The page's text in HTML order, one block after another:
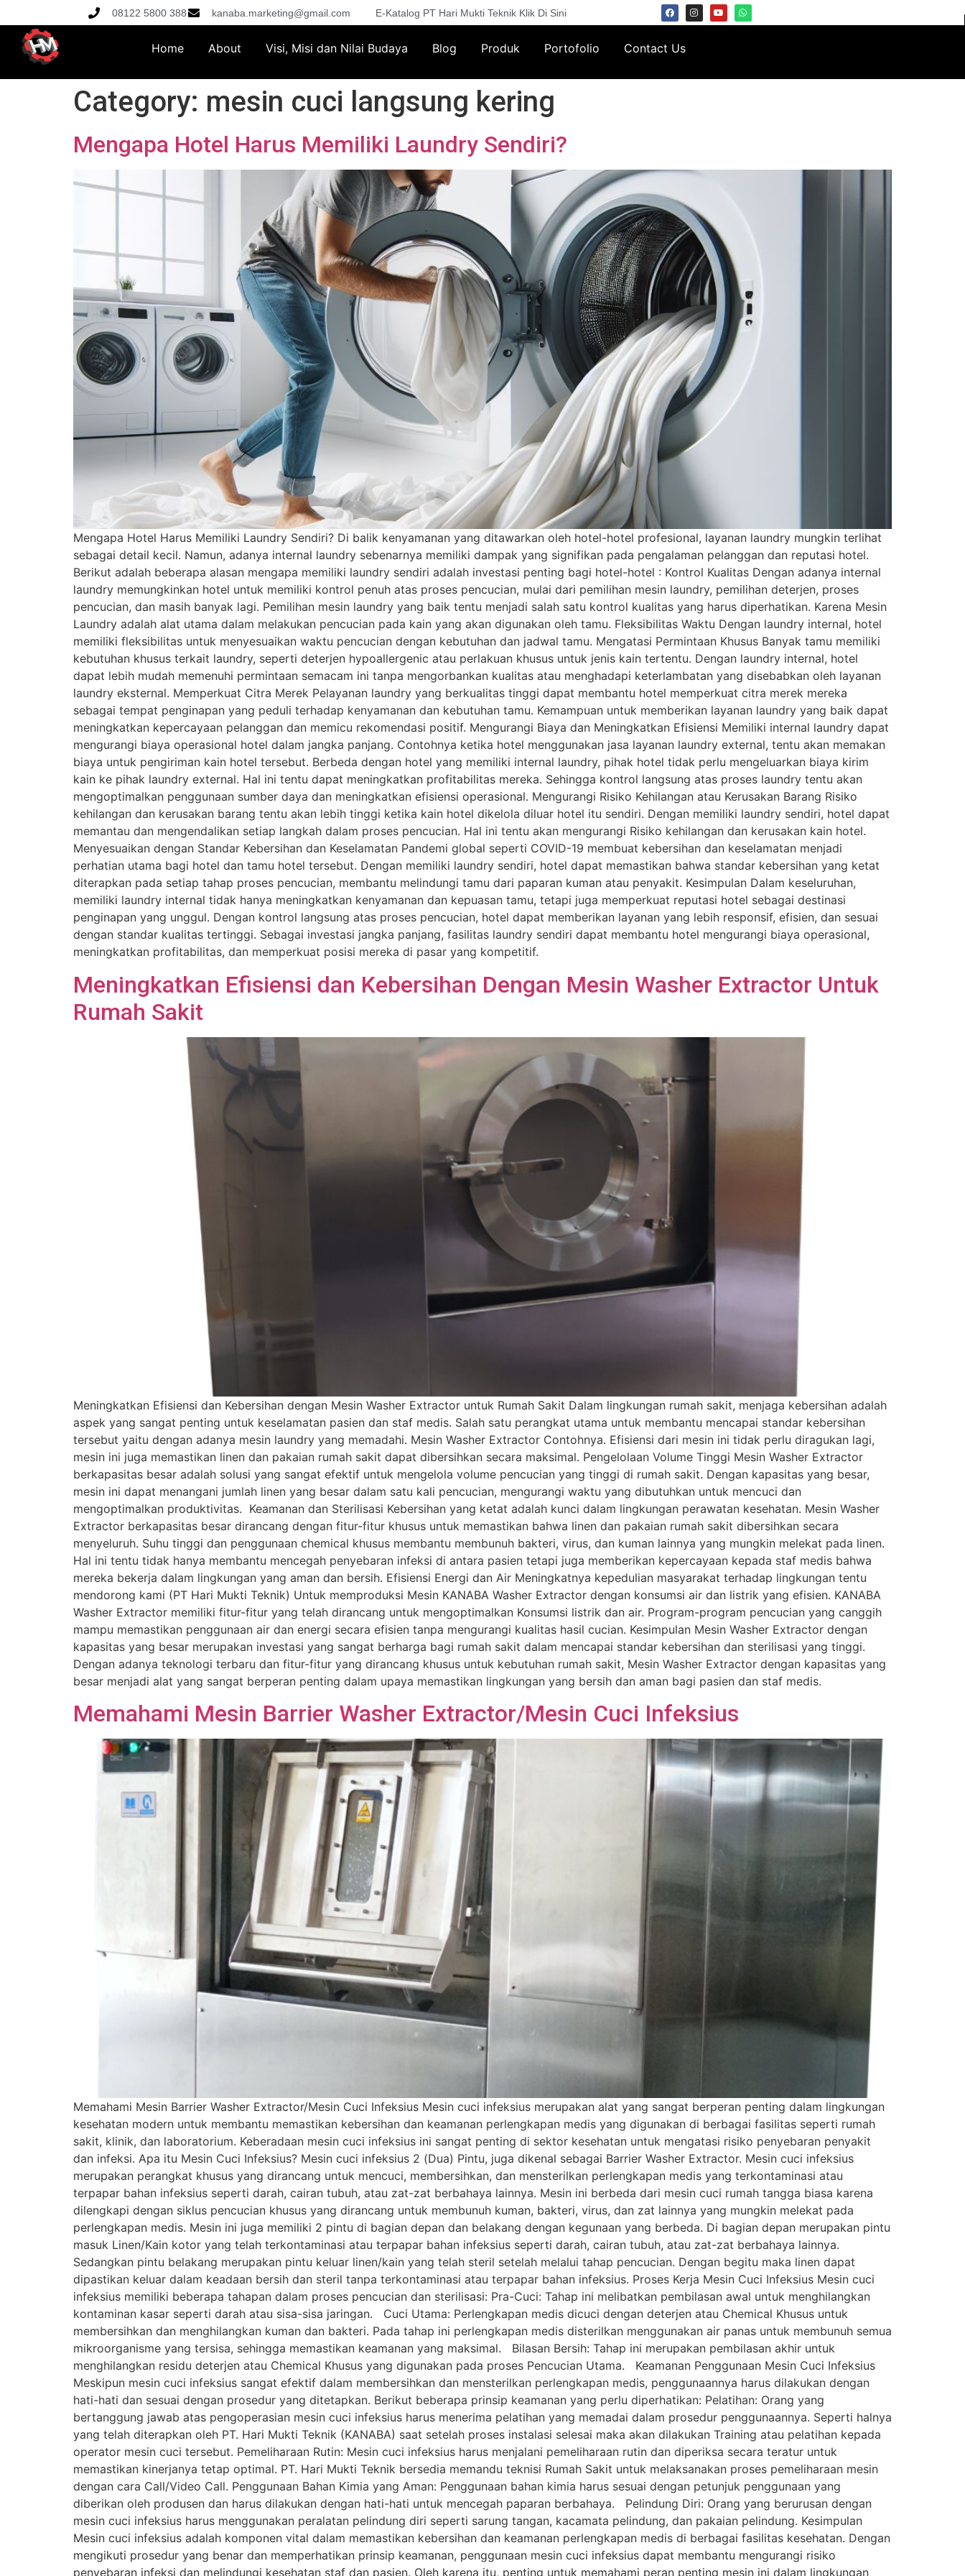
08122 5800 388 kanaba.marketing@gmail.com E-Katalog PT Hari Mukti Teknik Klik Di Sini
Home About Visi, Misi dan Nilai Budaya Blog Produk Portofolio Contact Us
Category: mesin cuci langsung kering
Mengapa Hotel Harus Memiliki Laundry Sendiri?
Mengapa Hotel Harus Memiliki Laundry Sendiri? Di balik kenyamanan yang ditawarkan oleh hotel-hotel profesional, layanan laundry mungkin terlihat
sebagai detail kecil. Namun, adanya internal laundry sebenarnya memiliki dampak yang signifikan pada pengalaman pelanggan dan reputasi hotel.
Berikut adalah beberapa alasan mengapa memiliki laundry sendiri adalah investasi penting bagi hotel-hotel : Kontrol Kualitas Dengan adanya internal
laundry memungkinkan hotel untuk memiliki kontrol penuh atas proses pencucian, mulai dari pemilihan mesin laundry, pemilihan deterjen, proses
pencucian, dan masih banyak lagi. Pemilihan mesin laundry yang baik tentu menjadi salah satu kontrol kualitas yang harus diperhatikan. Karena Mesin
Laundry adalah alat utama dalam melakukan pencucian pada kain yang akan digunakan oleh tamu. Fleksibilitas Waktu Dengan laundry internal, hotel
memiliki fleksibilitas untuk menyesuaikan waktu pencucian dengan kebutuhan dan jadwal tamu. Mengatasi Permintaan Khusus Banyak tamu memiliki
kebutuhan khusus terkait laundry, seperti deterjen hypoallergenic atau perlakuan khusus untuk jenis kain tertentu. Dengan laundry internal, hotel
dapat lebih mudah memenuhi permintaan semacam ini tanpa mengorbankan kualitas atau menghadapi keterlambatan yang disebabkan oleh layanan
laundry eksternal. Memperkuat Citra Merek Pelayanan laundry yang berkualitas tinggi dapat membantu hotel memperkuat citra merek mereka
sebagai tempat penginapan yang peduli terhadap kenyamanan dan kebutuhan tamu. Kemampuan untuk memberikan layanan laundry yang baik dapat
meningkatkan kepercayaan pelanggan dan memicu rekomendasi positif. Mengurangi Biaya dan Meningkatkan Efisiensi Memiliki internal laundry dapat
mengurangi biaya operasional hotel dalam jangka panjang. Contohnya ketika hotel menggunakan jasa layanan laundry external, tentu akan memakan
biaya untuk pengiriman kain hotel tersebut. Berbeda dengan hotel yang memiliki internal laundry, pihak hotel tidak perlu mengeluarkan biaya kirim
kain ke pihak laundry external. Hal ini tentu dapat meningkatkan profitabilitas mereka. Sehingga kontrol langsung atas proses laundry tentu akan
mengoptimalkan penggunaan sumber daya dan meningkatkan efisiensi operasional. Mengurangi Risiko Kehilangan atau Kerusakan Barang Risiko
kehilangan dan kerusakan barang tentu akan lebih tinggi ketika kain hotel dikelola diluar hotel itu sendiri. Dengan memiliki laundry sendiri, hotel dapat
memantau dan mengendalikan setiap langkah dalam proses pencucian. Hal ini tentu akan mengurangi Risiko kehilangan dan kerusakan kain hotel.
Menyesuaikan dengan Standar Kebersihan dan Keselamatan Pandemi global seperti COVID-19 membuat kebersihan dan keselamatan menjadi
perhatian utama bagi hotel dan tamu hotel tersebut. Dengan memiliki laundry sendiri, hotel dapat memastikan bahwa standar kebersihan yang ketat
diterapkan pada setiap tahap proses pencucian, membantu melindungi tamu dari paparan kuman atau penyakit. Kesimpulan Dalam keseluruhan,
memiliki laundry internal tidak hanya meningkatkan kenyamanan dan kepuasan tamu, tetapi juga memperkuat reputasi hotel sebagai destinasi
penginapan yang unggul. Dengan kontrol langsung atas proses pencucian, hotel dapat memberikan layanan yang lebih responsif, efisien, dan sesuai
dengan standar kualitas tertinggi. Sebagai investasi jangka panjang, fasilitas laundry sendiri dapat membantu hotel mengurangi biaya operasional,
meningkatkan profitabilitas, dan memperkuat posisi mereka di pasar yang kompetitif.
Meningkatkan Efisiensi dan Kebersihan Dengan Mesin Washer Extractor Untuk
Rumah Sakit
Meningkatkan Efisiensi dan Kebersihan dengan Mesin Washer Extractor untuk Rumah Sakit Dalam lingkungan rumah sakit, menjaga kebersihan adalah
aspek yang sangat penting untuk keselamatan pasien dan staf medis. Salah satu perangkat utama untuk membantu mencapai standar kebersihan
tersebut yaitu dengan adanya mesin laundry yang memadahi. Mesin Washer Extractor Contohnya. Efisiensi dari mesin ini tidak perlu diragukan lagi,
mesin ini juga memastikan linen dan pakaian rumah sakit dapat dibersihkan secara maksimal. Pengelolaan Volume Tinggi Mesin Washer Extractor
berkapasitas besar adalah solusi yang sangat efektif untuk mengelola volume pencucian yang tinggi di rumah sakit. Dengan kapasitas yang besar,
mesin ini dapat menangani jumlah linen yang besar dalam satu kali pencucian, mengurangi waktu yang dibutuhkan untuk mencuci dan
mengoptimalkan produktivitas. Keamanan dan Sterilisasi Kebersihan yang ketat adalah kunci dalam lingkungan perawatan kesehatan. Mesin Washer
Extractor berkapasitas besar dirancang dengan fitur-fitur khusus untuk memastikan bahwa linen dan pakaian rumah sakit dibersihkan secara
menyeluruh. Suhu tinggi dan penggunaan chemical khusus membantu membunuh bakteri, virus, dan kuman lainnya yang mungkin melekat pada linen.
Hal ini tentu tidak hanya membantu mencegah penyebaran infeksi di antara pasien tetapi juga memberikan kepercayaan kepada staf medis bahwa
mereka bekerja dalam lingkungan yang aman dan bersih. Efisiensi Energi dan Air Meningkatnya kepedulian masyarakat terhadap lingkungan tentu
mendorong kami (PT Hari Mukti Teknik) Untuk memproduksi Mesin KANABA Washer Extractor dengan konsumsi air dan listrik yang efisien. KANABA
Washer Extractor memiliki fitur-fitur yang telah dirancang untuk mengoptimalkan Konsumsi listrik dan air. Program-program pencucian yang canggih
mampu memastikan penggunaan air dan energi secara efisien tanpa mengurangi kualitas hasil cucian. Kesimpulan Mesin Washer Extractor dengan
kapasitas yang besar merupakan investasi yang sangat berharga bagi rumah sakit dalam mencapai standar kebersihan dan sterilisasi yang tinggi.
Dengan adanya teknologi terbaru dan fitur-fitur yang dirancang khusus untuk kebutuhan rumah sakit, Mesin Washer Extractor dengan kapasitas yang
besar menjadi alat yang sangat berperan penting dalam upaya memastikan lingkungan yang bersih dan aman bagi pasien dan staf medis.
Memahami Mesin Barrier Washer Extractor/Mesin Cuci Infeksius
Memahami Mesin Barrier Washer Extractor/Mesin Cuci Infeksius Mesin cuci infeksius merupakan alat yang sangat berperan penting dalam lingkungan
kesehatan modern untuk membantu memastikan kebersihan dan keamanan perlengkapan medis yang digunakan di berbagai fasilitas seperti rumah
sakit, klinik, dan laboratorium. Keberadaan mesin cuci infeksius ini sangat penting di sektor kesehatan untuk mengatasi risiko penyebaran penyakit
dan infeksi. Apa itu Mesin Cuci Infeksius? Mesin cuci infeksius 2 (Dua) Pintu, juga dikenal sebagai Barrier Washer Extractor. Mesin cuci infeksius
merupakan perangkat khusus yang dirancang untuk mencuci, membersihkan, dan mensterilkan perlengkapan medis yang terkontaminasi atau
terpapar bahan infeksius seperti darah, cairan tubuh, atau zat-zat berbahaya lainnya. Mesin ini berbeda dari mesin cuci rumah tangga biasa karena
dilengkapi dengan siklus pencucian khusus yang dirancang untuk membunuh kuman, bakteri, virus, dan zat lainnya yang mungkin melekat pada
perlengkapan medis. Mesin ini juga memiliki 2 pintu di bagian depan dan belakang dengan kegunaan yang berbeda. Di bagian depan merupakan pintu
masuk Linen/Kain kotor yang telah terkontaminasi atau terpapar bahan infeksius seperti darah, cairan tubuh, atau zat-zat berbahaya lainnya.
Sedangkan pintu belakang merupakan pintu keluar linen/kain yang telah steril setelah melalui tahap pencucian. Dengan begitu maka linen dapat
dipastikan keluar dalam keadaan bersih dan steril tanpa terkontaminasi atau terpapar bahan infeksius. Proses Kerja Mesin Cuci Infeksius Mesin cuci
infeksius memiliki beberapa tahapan dalam proses pencucian dan sterilisasi: Pra-Cuci: Tahap ini melibatkan pembilasan awal untuk menghilangkan
kontaminan kasar seperti darah atau sisa-sisa jaringan. Cuci Utama: Perlengkapan medis dicuci dengan deterjen atau Chemical Khusus untuk
membersihkan dan menghilangkan kuman dan bakteri. Pada tahap ini perlengkapan medis disterilkan menggunakan air panas untuk membunuh semua
mikroorganisme yang tersisa, sehingga memastikan keamanan yang maksimal. Bilasan Bersih: Tahap ini merupakan pembilasan akhir untuk
menghilangkan residu deterjen atau Chemical Khusus yang digunakan pada proses Pencucian Utama. Keamanan Penggunaan Mesin Cuci Infeksius
Meskipun mesin cuci infeksius sangat efektif dalam membersihkan dan mensterilkan perlengkapan medis, penggunaannya harus dilakukan dengan
hati-hati dan sesuai dengan prosedur yang ditetapkan. Berikut beberapa prinsip keamanan yang perlu diperhatikan: Pelatihan: Orang yang
bertanggung jawab atas pengoperasian mesin cuci infeksius harus menerima pelatihan yang memadai dalam prosedur penggunaannya. Seperti halnya
yang telah diterapkan oleh PT. Hari Mukti Teknik (KANABA) saat setelah proses instalasi selesai maka akan dilakukan Training atau pelatihan kepada
operator mesin cuci tersebut. Pemeliharaan Rutin: Mesin cuci infeksius harus menjalani pemeliharaan rutin dan diperiksa secara teratur untuk
memastikan kinerjanya tetap optimal. PT. Hari Mukti Teknik bersedia memandu teknisi Rumah Sakit untuk melaksanakan proses pemeliharaan mesin
dengan cara Call/Video Call. Penggunaan Bahan Kimia yang Aman: Penggunaan bahan kimia harus sesuai dengan petunjuk penggunaan yang
diberikan oleh produsen dan harus dilakukan dengan hati-hati untuk mencegah paparan berbahaya. Pelindung Diri: Orang yang berurusan dengan
mesin cuci infeksius harus menggunakan peralatan pelindung diri seperti sarung tangan, kacamata pelindung, dan pakaian pelindung. Kesimpulan
Mesin cuci infeksius adalah komponen vital dalam memastikan kebersihan dan keamanan perlengkapan medis di berbagai fasilitas kesehatan. Dengan
mengikuti prosedur yang benar dan memperhatikan prinsip keamanan, penggunaan mesin cuci infeksius dapat membantu mengurangi risiko
penyebaran infeksi dan melindungi kesehatan staf dan pasien. Oleh karena itu, penting untuk memahami peran penting mesin ini dalam lingkungan